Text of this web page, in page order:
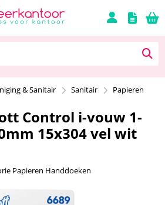
& Sanitair Sanitair
Papieren
Control i-vouw 1-
15x304 vel wit
Papieren Handdoeken